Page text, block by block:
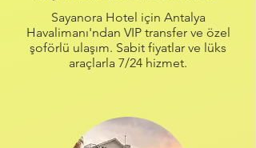
Sayanora Hotel için Antalya
Havalimanı'ndan VIP transfer ve özel
şoförlü ulaşım. Sabit fiyatlar ve lüks
araçlarla 7/24 hizmet.